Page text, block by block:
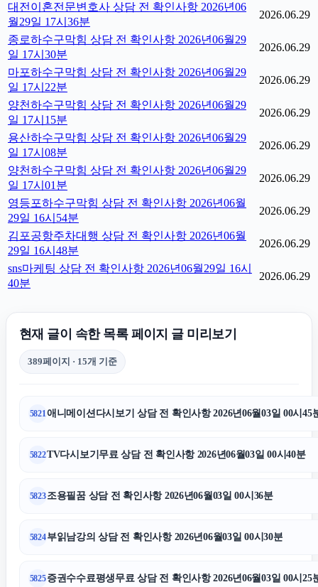
대전이혼전문변호사 상담 전 확인사항 2026년06
월29일 17시36분
2026.06.29
종로하수구막힘 상담 전 확인사항 2026년06월29
일 17시30분
2026.06.29
마포하수구막힘 상담 전 확인사항 2026년06월29
일 17시22분
2026.06.29
양천하수구막힘 상담 전 확인사항 2026년06월29
일 17시15분
2026.06.29
용산하수구막힘 상담 전 확인사항 2026년06월29
일 17시08분
2026.06.29
양천하수구막힘 상담 전 확인사항 2026년06월29
일 17시01분
2026.06.29
영등포하수구막힘 상담 전 확인사항 2026년06월
29일 16시54분
2026.06.29
김포공항주차대행 상담 전 확인사항 2026년06월
29일 16시48분
2026.06.29
sns마케팅 상담 전 확인사항 2026년06월29일 16시
40분
2026.06.29
현재 글이 속한 목록 페이지 글 미리보기
389페이지 · 15개 기준
5821 애니메이션다시보기 상담 전 확인사항 2026년06월03일 00시45
5822TV다시보기무료 상담 전 확인사항 2026년06월03일 00시40분
5823조용필꿈 상담 전 확인사항 2026년06월03일 00시36분
5824부읽남강의 상담 전 확인사항 2026년06월03일 00시30분
5825증권수수료평생무료 상담 전 확인사항 2026년06월03일 00시25